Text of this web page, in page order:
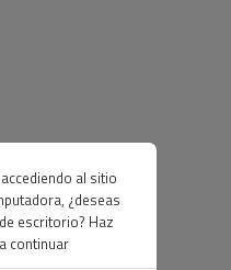
al sitio
¿deseas
escritorio? Haz
continuar